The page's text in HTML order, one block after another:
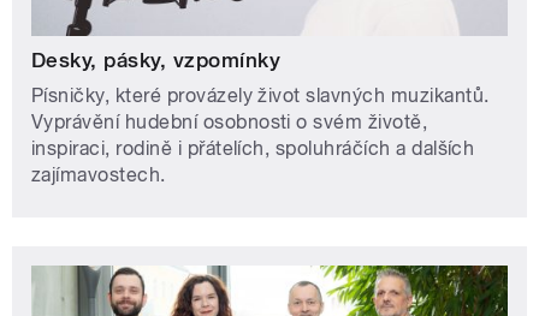
Desky, pásky, vzpomínky
Písničky, které provázely život slavných muzikantů.
Vyprávění hudební osobnosti o svém životě,
inspiraci, rodině i přátelích, spoluhráčích a dalších
zajímavostech.